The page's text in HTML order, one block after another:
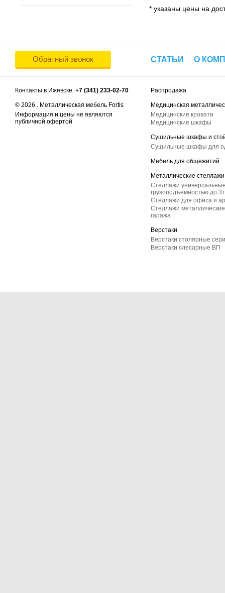
* указаны цены на
Обратный звонок СТАТЬИ О
Контакты в Ижевске: +7 (341) 233-02-70
© 2026 . Металлическая мебель Fortis
Информация и цены не являются
публичной офертой
Распродажа
Медицинская
Медицинские кровати
Медицинские шкафы
Сушильные шкафы и
Сушильные шкафы для
Мебель для общежитий
Металлические стеллажи
Стеллажи
грузоподъемностью до
Стеллажи для офиса и
Стеллажи
гаража
Верстаки
Верстаки столярные
Верстаки слесарные ВП